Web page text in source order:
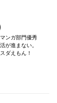
ンガ部門優秀
が進まない。
ダえもん！